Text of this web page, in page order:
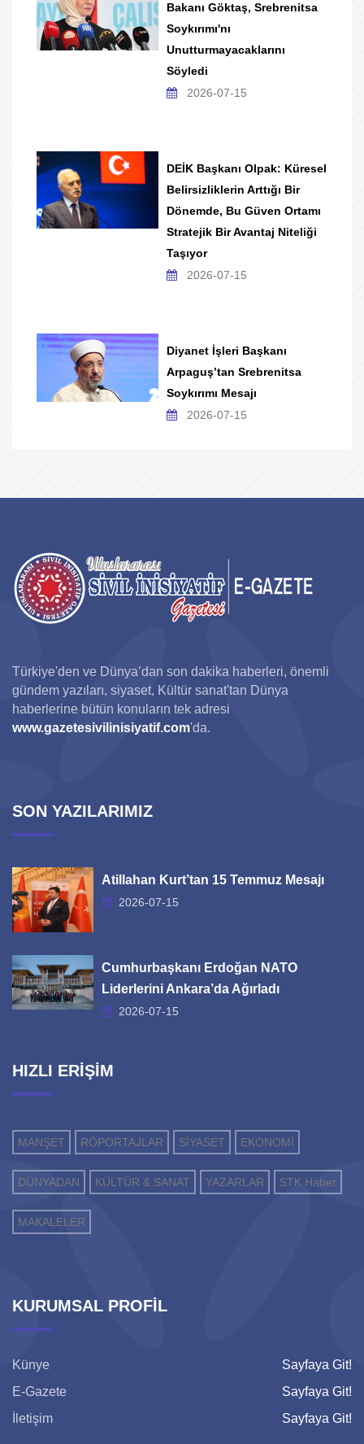
Bakanı Göktaş, Srebrenitsa
Soykırımı'nı
Unutturmayacaklarını
Söyledi
2026-07-15
DEİK Başkanı Olpak: Küresel
Belirsizliklerin Arttığı Bir
Dönemde, Bu Güven Ortamı
Stratejik Bir Avantaj Niteliği
Taşıyor
2026-07-15
Diyanet İşleri Başkanı
Arpaguş’tan Srebrenitsa
Soykırımı Mesajı
2026-07-15
Türkiye'den ve Dünya’dan son dakika haberleri, önemli
gündem yazıları, siyaset, Kültür sanat'tan Dünya
haberlerine bütün konuların tek adresi
www.gazetesivilinisiyatif.com'da.
SON YAZILARIMIZ
Atillahan Kurt’tan 15 Temmuz Mesajı
2026-07-15
Cumhurbaşkanı Erdoğan NATO
Liderlerini Ankara’da Ağırladı
2026-07-15
HIZLI ERİŞİM
MANŞET RÖPORTAJLAR SİYASET EKONOMİ
DÜNYADAN KÜLTÜR & SANAT YAZARLAR STK Haber
MAKALELER
KURUMSAL PROFİL
Künye
Sayfaya Git!
E-Gazete
Sayfaya Git!
İletişim
Sayfaya Git!